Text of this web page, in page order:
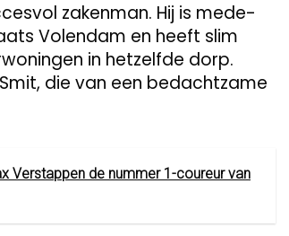
zakenman. Hij is mede-
Volendam en heeft slim
in hetzelfde dorp.
die van een bedachtzame
Verstappen de nummer 1-coureur van